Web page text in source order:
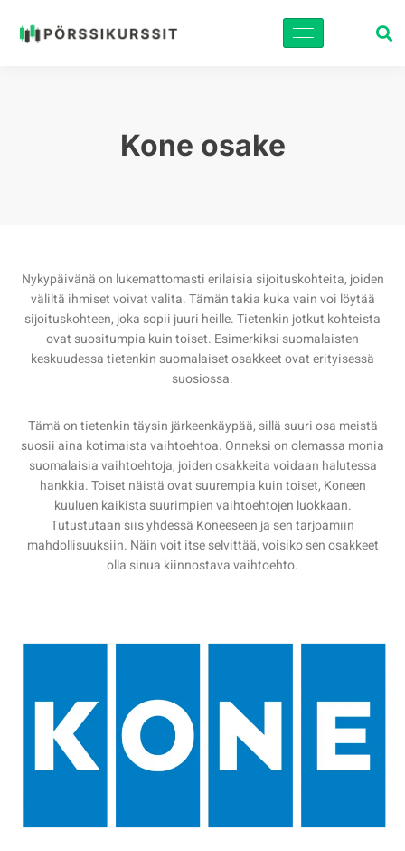
Siirry
Kone osake
Nykypäivänä on lukemattomasti erilaisia sijoituskohteita, joiden
väliltä ihmiset voivat valita. Tämän takia kuka vain voi löytää
sijoituskohteen, joka sopii juuri heille. Tietenkin jotkut kohteista
ovat suositumpia kuin toiset. Esimerkiksi suomalaisten
keskuudessa tietenkin suomalaiset osakkeet ovat erityisessä
suosiossa.
Tämä on tietenkin täysin järkeenkäypää, sillä suuri osa meistä
suosii aina kotimaista vaihtoehtoa. Onneksi on olemassa monia
suomalaisia vaihtoehtoja, joiden osakkeita voidaan halutessa
hankkia. Toiset näistä ovat suurempia kuin toiset, Koneen
kuuluen kaikista suurimpien vaihtoehtojen luokkaan.
Tutustutaan siis yhdessä Koneeseen ja sen tarjoamiin
mahdollisuuksiin. Näin voit itse selvittää, voisiko sen osakkeet
olla sinua kiinnostava vaihtoehto.